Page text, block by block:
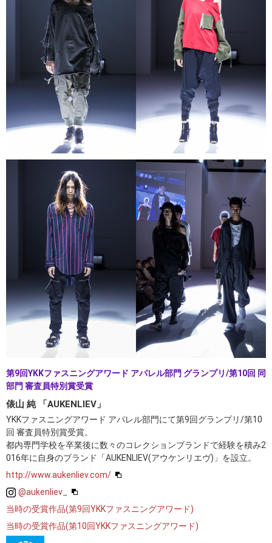
第9回YKKファスニングアワード アパレル部門 グランプリ/第10回 同
部門 審査員特別賞受賞
俵山 純 「AUKENLIEV」
YKKファスニングアワード アパレル部門にて第9回グランプリ/第10
回 審査員特別賞受賞。
都内専門学校を卒業後に数々のコレクションブランドで経験を積み2
016年に自身のブランド「AUKENLIEV(アウケンリエヴ)」を設立。
http://www.aukenliev.com/
@aukenliev_
当時の受賞作品(第9回YKKファスニングアワード)
当時の受賞作品(第10回YKKファスニングアワード)